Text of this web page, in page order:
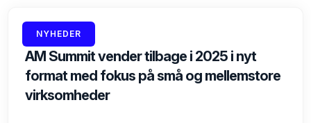
NYHEDER
17.06.2025
AM Summit vender tilbage i 2025 i nyt
format med fokus på små og mellemstore
virksomheder